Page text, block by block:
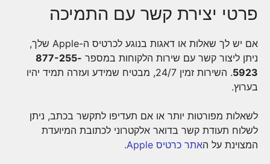
פרטי יצירת קשר עם התמיכה
אם יש לך שאלות או דאגות בנוגע לכרטיס ה-Apple שלך,
ניתן ליצור קשר עם שירות הלקוחות במספר 877-255-
5923
. השירות זמין 24/7, מבטיח שמידע ועזרה תמיד יהיו
בערוץ.
לשאלות מפורטות יותר או אם תעדיפו לתקשר בכתב, ניתן
לשלוח תעודת קשר בדואר אלקטרוני לכתובת המיועדת
המצוינת על האתר כרטיס Apple .